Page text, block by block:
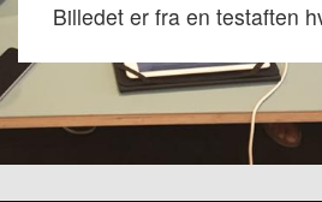
Billedet er fra en testaften